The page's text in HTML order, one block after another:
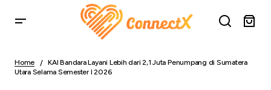
Sumatera Utara Selama Semester I 2026
Home
KAI Bandara Layani Lebih dari 2,1 Juta Penumpang di Sumatera
Utara Selama Semester I 2026